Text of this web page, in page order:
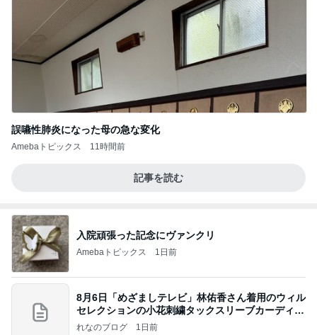
誤嚥性肺炎になった母の急な変化
Amebaトピックス 11時間前
記事を読む
入院頑張った記念にヴァンクリ
Amebaトピックス 1日前
8月6日「めざましテレビ」林佑香さん着用のウィル
セレクションの小花刺繍タックスリーブカーディガ
ン
れなのブログ 1日前